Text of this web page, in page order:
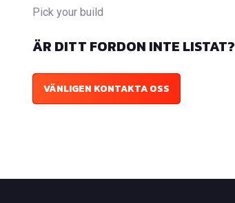
Pick your build
ÄR DITT FORDON INTE LISTAT?
VÄNLIGEN KONTAKTA OSS